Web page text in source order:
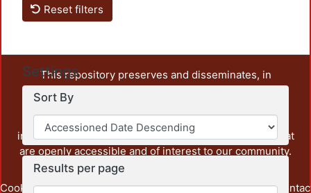
Reset filters
Settings
Sort By
Results per page
This repository preserves and disseminates, in
unrestricted open access, the teaching and research
output of UAM Azcapotzalco. It also includes some
administrative and graphic documents from the
institution, as well as content from other institutions that
are openly accessible and of interest to our community.
Cookie Privacy End User Send